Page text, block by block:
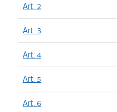
Art. 2
Art. 3
Art. 4
Art. 5
Art. 6